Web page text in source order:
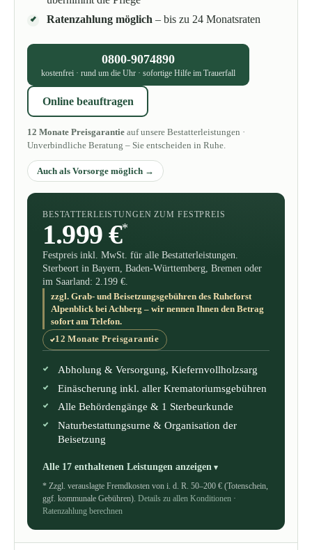
Ratenzahlung möglich – bis zu 24 Monatsraten
0800-9074890
kostenfrei · rund um die Uhr · sofortige Hilfe im Trauerfall
Online beauftragen
12 Monate Preisgarantie auf unsere Bestatterleistungen ·
Unverbindliche Beratung – Sie entscheiden in Ruhe.
Auch als Vorsorge möglich
BESTATTERLEISTUNGEN ZUM FESTPREIS
1.999 €*
Festpreis inkl. MwSt. für alle Bestatterleistungen.
Sterbeort in Bayern, Baden-Württemberg, Bremen oder
im Saarland: 2.199 €.
zzgl. Grab- und Beisetzungsgebühren des Ruheforst
Alpenblick bei Achberg – wir nennen Ihnen den Betrag
sofort am Telefon.
12 Monate Preisgarantie
Abholung & Versorgung, Kiefernvollholzsarg
Einäscherung inkl. aller Krematoriumsgebühren
Alle Behördengänge & 1 Sterbeurkunde
Naturbestattungsurne & Organisation der
Beisetzung
Alle 17 enthaltenen Leistungen anzeigen
* Zzgl. verauslagte Fremdkosten von i. d. R. 50–200 € (Totenschein,
ggf. kommunale Gebühren). Details zu allen Konditionen ·
Ratenzahlung berechnen